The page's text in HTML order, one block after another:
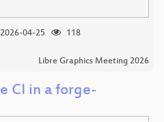
2026-04-25
118
Libre Graphics Meeting 2026
CI in a forge-